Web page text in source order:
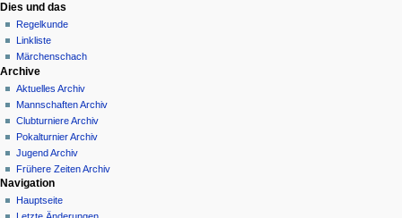
Dies und das
Regelkunde
Linkliste
Märchenschach
Archive
Aktuelles Archiv
Mannschaften Archiv
Clubturniere Archiv
Pokalturnier Archiv
Jugend Archiv
Frühere Zeiten Archiv
Navigation
Hauptseite